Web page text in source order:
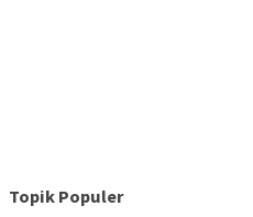
Topik Populer